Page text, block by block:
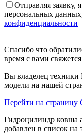
Отправляя заявку,
персональных
конфиденциальности
Спасибо что
время с вами
Вы владелец техники
модели на нашей
Перейти на страницу
Гидроцилиндр ковша
добавлен в список на